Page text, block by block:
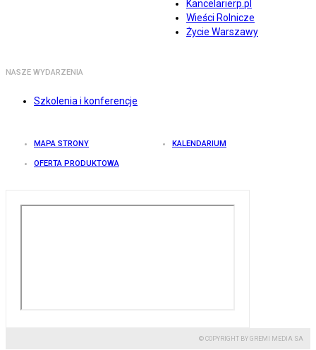
Kancelarierp.pl
Wieści Rolnicze
Życie Warszawy
NASZE WYDARZENIA
Szkolenia i konferencje
MAPA STRONY KALENDARIUM
OFERTA PRODUKTOWA
© COPYRIGHT BY GREMI MEDIA SA